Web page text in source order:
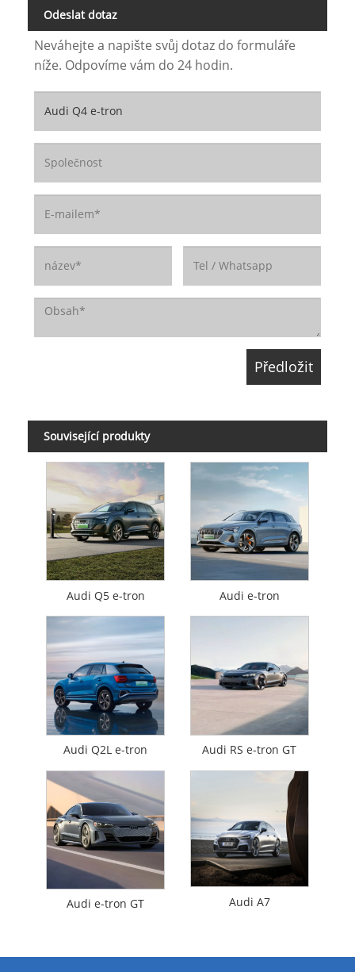
Odeslat dotaz
Neváhejte a napište svůj dotaz do formuláře
níže. Odpovíme vám do 24 hodin.
Související produkty
Audi Q5 e-tron Audi e-tron
Audi Q2L e-tron Audi RS e-tron GT
Audi e-tron GT Audi A7